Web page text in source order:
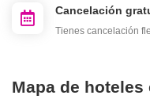
Cancelación
Tienes cancelación
Mapa de hoteles